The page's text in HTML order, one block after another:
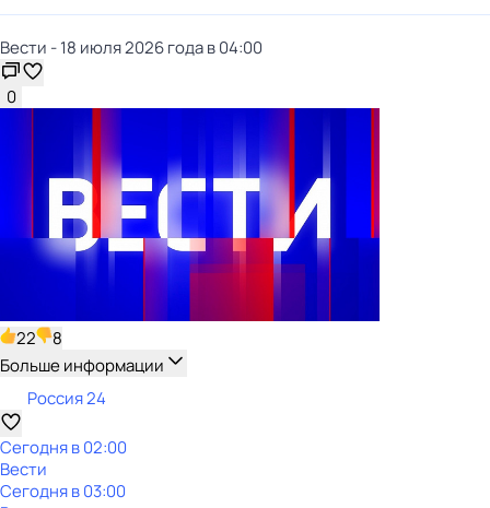
Вести - 18 июля 2026 года в 04:00
0
22
8
Больше информации
Россия 24
Сегодня в 02:00
Вести
Сегодня в 03:00